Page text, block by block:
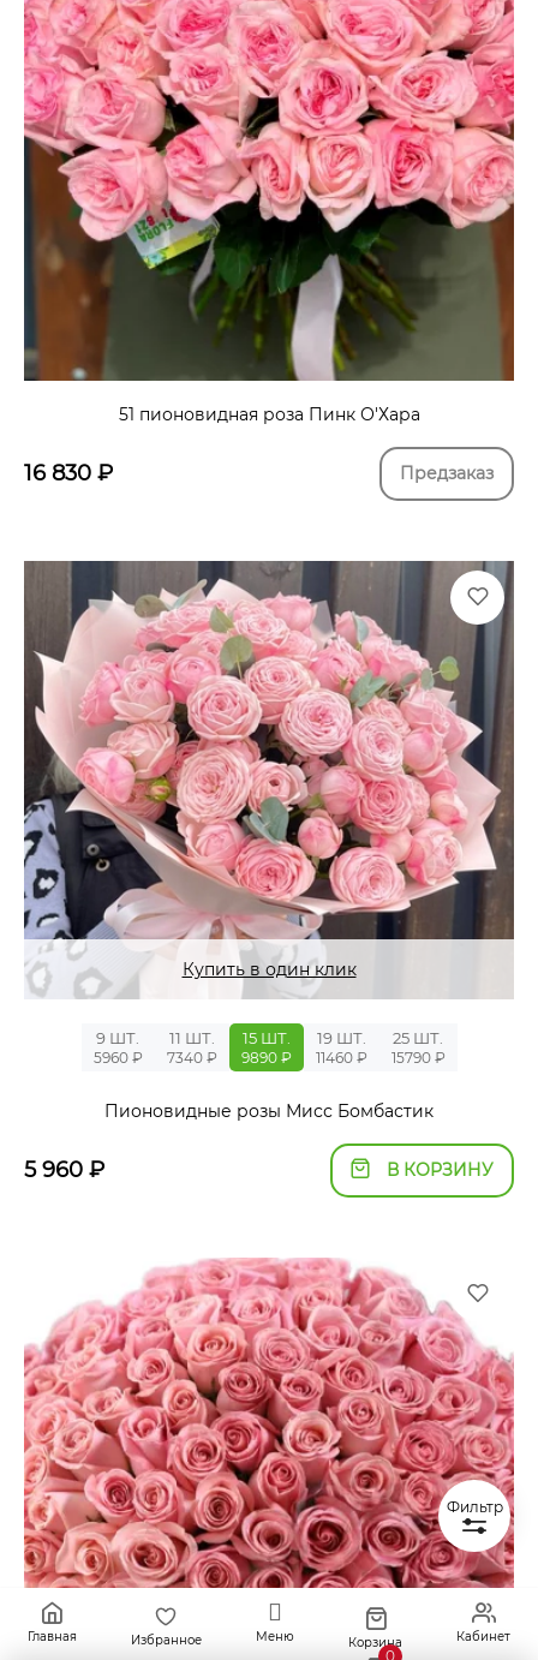
Главная Избранное Меню Корзина
0
Кабинет
51 пионовидная роза Пинк О'Хара
16 830 ₽ Предзаказ
Купить в один клик
9 ШТ.
5960 ₽
11 ШТ.
7340 ₽
15 ШТ.
9890 ₽
19 ШТ.
11460 ₽
25 ШТ.
15790 ₽
Пионовидные розы Мисс Бомбастик
5 960 ₽ В КОРЗИНУ
Фильтр